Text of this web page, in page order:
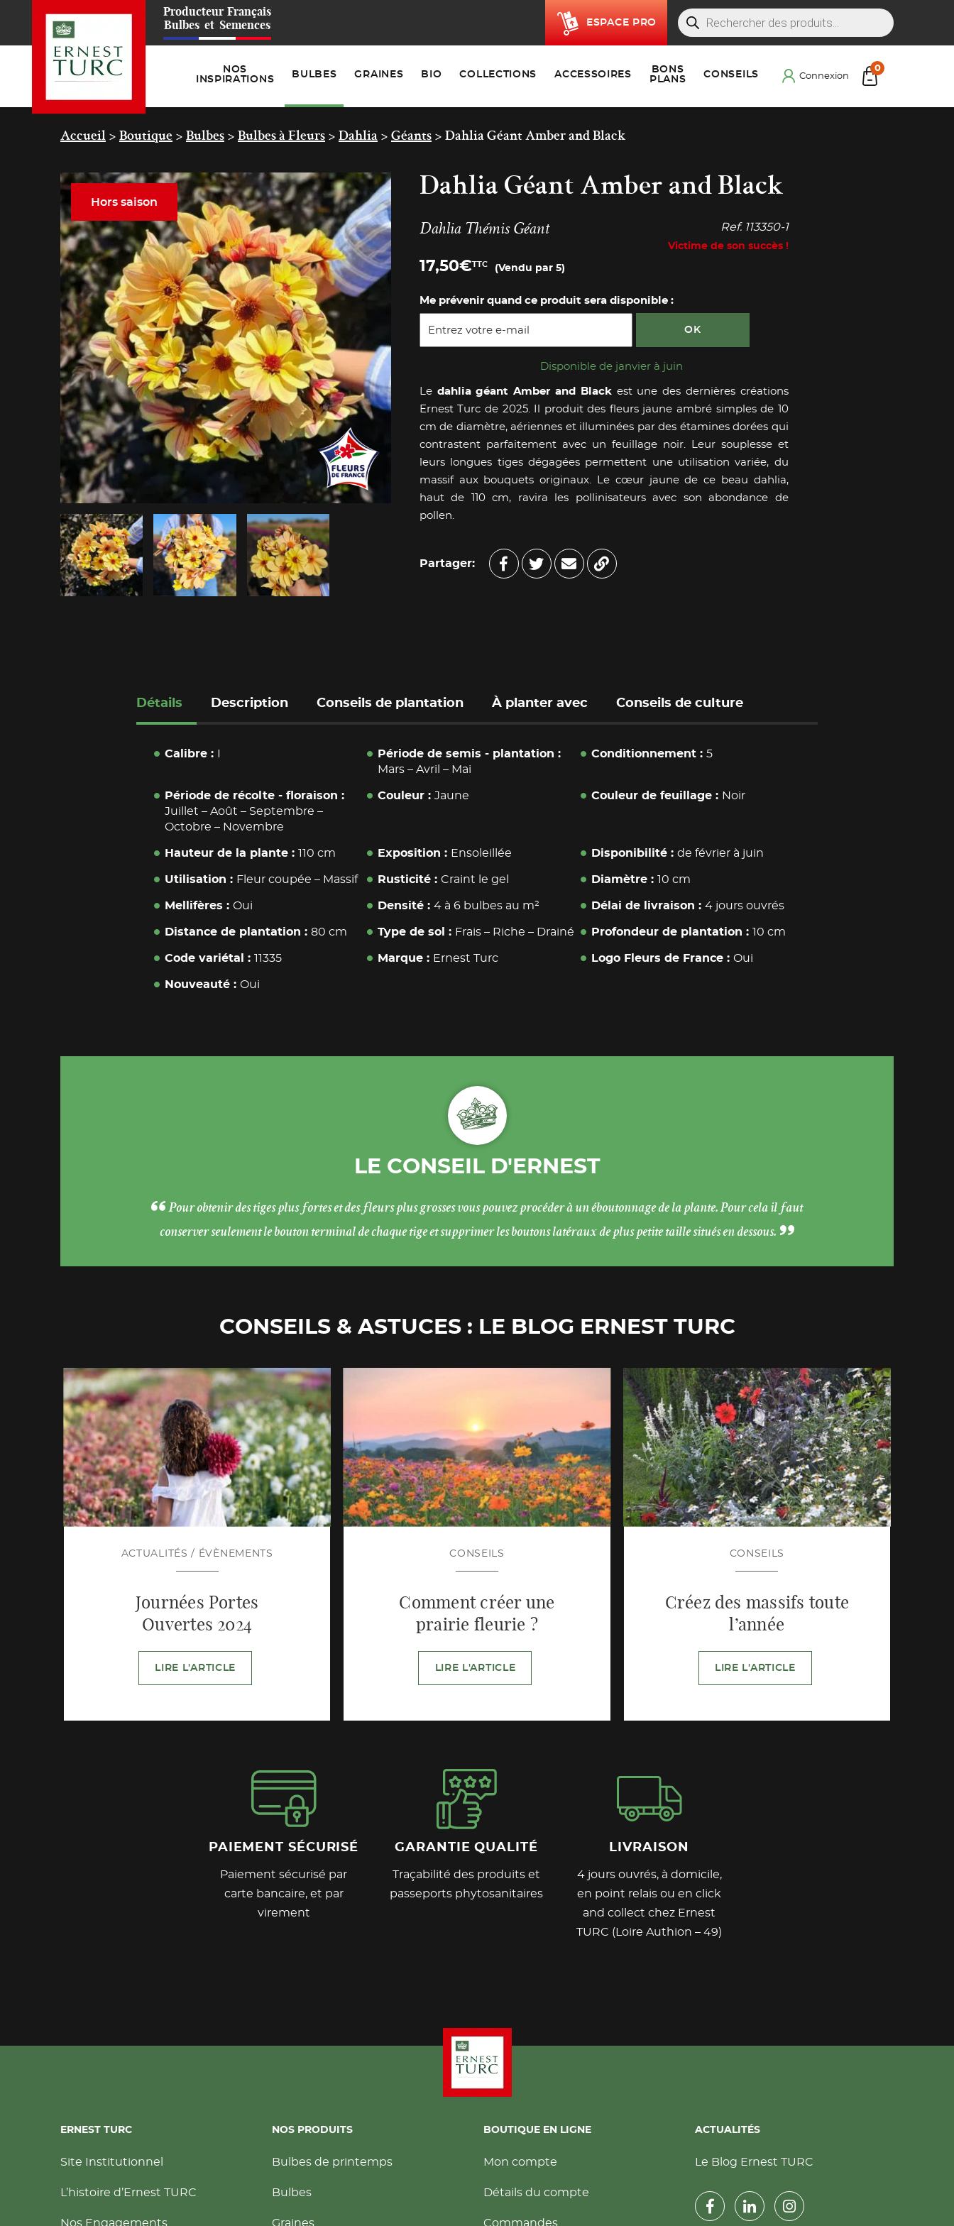
Producteur Français
Bulbes et Semences ESPACE PRO
produits
Menu principal
NOS
INSPIRATIONS
BULBES GRAINES BIO COLLECTIONS ACCESSOIRES
BONS
PLANS
CONSEILS Connexion Cart
0
Products
Accueil > Boutique > Bulbes > Bulbes à Fleurs > Dahlia > Géants > Dahlia Géant Amber and Black
Hors saison Dahlia Géant Amber and Black
Dahlia Thémis Géant Ref. 113350-1
Victime de son succès !
17,50€TTC (Vendu par 5)
Me prévenir quand ce produit sera disponible :
OK
Disponible de janvier à juin
Le dahlia géant Amber and Blackest une des dernières créations
Ernest Turc de 2025. Il produit des fleurs jaune ambré simples de 10
cm de diamètre, aériennes et illuminées par des étamines dorées qui
contrastent parfaitement avec un feuillage noir. Leur souplesse et
leurs longues tiges dégagées permettent une utilisation variée, du
massif aux bouquets originaux. Le cœur jaune de ce beau dahlia,
haut de 110 cm, ravira les pollinisateurs avec son abondance de
pollen.
Partager:
Détails Description Conseils de plantation À planter avec Conseils de culture
Calibre
Période de semis - plantation
Mars –Avril – Mai
Conditionnement 5
Période de récolte - floraison
Juillet – Août – Septembre –
Octobre – Novembre
Couleur Jaune Couleur de feuillage Noir
Hauteur de la plante 110 cm Exposition Ensoleillée Disponibilité de février à juin
Utilisation Fleur coupée – Massif Rusticité Craint le gel Diamètre 10 cm
Mellifères Oui Densité 4 à 6 bulbes au m² Délai de livraison 4 jours ouvrés
Distance de plantation 80 cm Type de sol Frais – Riche – Drainé Profondeur de plantation 10 cm
Code variétal 11335 Marque Ernest Turc Logo Fleurs de France Oui
Nouveauté Oui
LE CONSEIL D'ERNEST
Pour obtenir des tiges plus fortes et des fleurs plus grosses vous pouvez procéder à un éboutonnage de la plante. Pour cela il faut
conserver seulement le bouton terminal de chaque tige et supprimer les boutons latéraux de plus petite taille situés en dessous.
CONSEILS & ASTUCES : LE BLOG ERNEST TURC
ACTUALITÉS/ ÉVÈNEMENTS
Journées Portes
Ouvertes 2024
LIRE L'ARTICLE
CONSEILS
Comment créer une
prairie fleurie ?
LIRE L'ARTICLE
CONSEILS
Créez des massifs toute
l’année
LIRE L'ARTICLE
PAIEMENT SÉCURISÉ
Paiement sécurisé par
carte bancaire, et par
virement
GARANTIE QUALITÉ
Traçabilité des produits et
passeports phytosanitaires
LIVRAISON
4 jours ouvrés, à domicile,
en point relais ou en click
and collect chez Ernest
TURC (Loire Authion – 49)
ERNEST TURC
Site Institutionnel
L’histoire d’Ernest TURC
Nos Engagements
NOS PRODUITS
Bulbes de printemps
Bulbes
Graines
BOUTIQUE EN LIGNE
Mon compte
Détails du compte
Commandes
ACTUALITÉS
Le Blog Ernest TURC